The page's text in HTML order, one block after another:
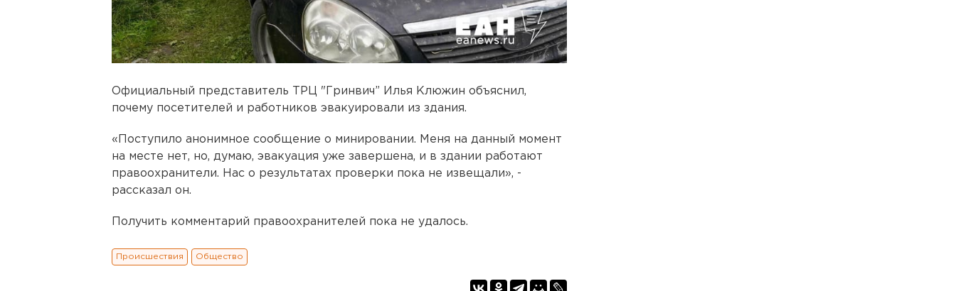
Официальный представитель ТРЦ "Гринвич” Илья Клюжин объяснил,
почему посетителей и работников эвакуировали из здания.
«Поступило анонимное сообщение о минировании. Меня на данный момент
на месте нет, но, думаю, эвакуация уже завершена, и в здании работают
правоохранители. Нас о результатах проверки пока не извещали», -
рассказал он.
Получить комментарий правоохранителей пока не удалось.
Происшествия Общество